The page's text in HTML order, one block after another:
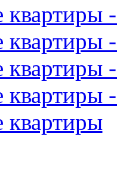
квартиры
квартиры
квартиры
квартиры
квартиры